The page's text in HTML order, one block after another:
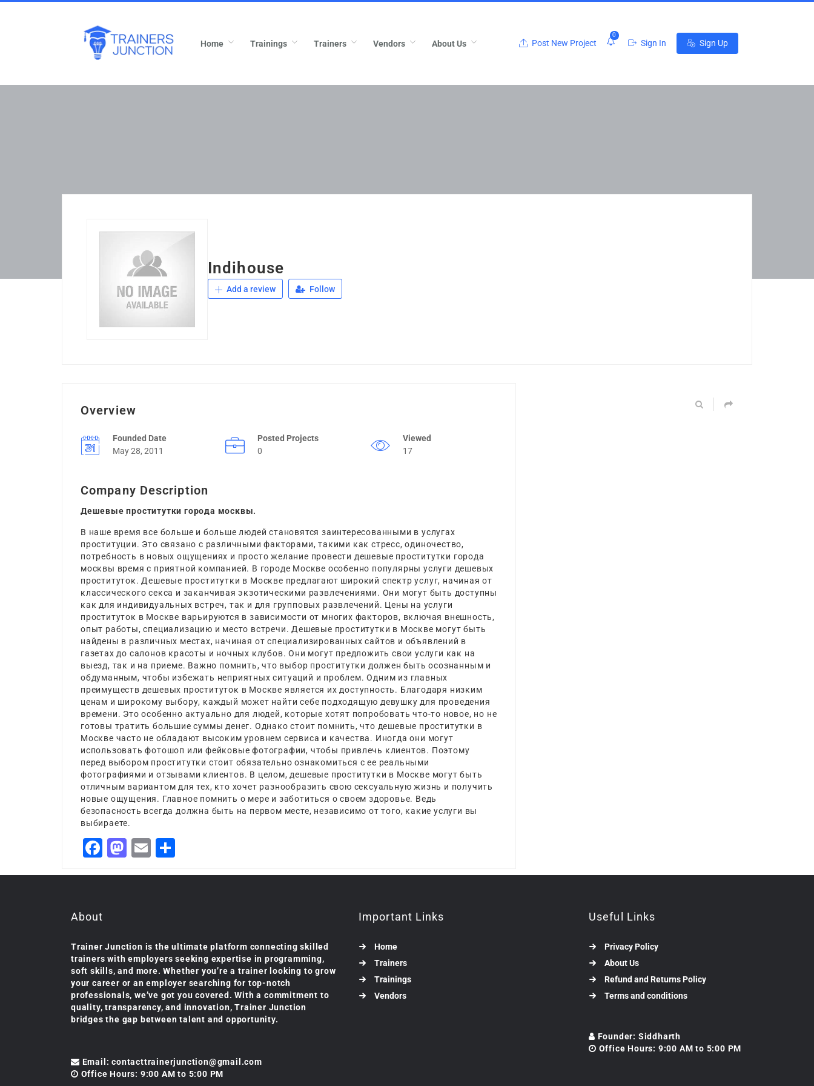
Home Trainings Trainers Vendors About Us Post New Project
0
Sign In Sign Up
Indihouse
Add a review Follow
Overview
Founded Date
May 28, 2011
Posted Projects
0
Viewed
17
Company Description
Дешевые проститутки города москвы.
В наше время все больше и больше людей становятся заинтересованными в услугах
проституции. Это связано с различными факторами, такими как стресс, одиночество,
потребность в новых ощущениях и просто желание провести дешевые проститутки города
москвы время с приятной компанией. В городе Москве особенно популярны услуги дешевых
проституток. Дешевые проститутки в Москве предлагают широкий спектр услуг, начиная от
классического секса и заканчивая экзотическими развлечениями. Они могут быть доступны
как для индивидуальных встреч, так и для групповых развлечений. Цены на услуги
проституток в Москве варьируются в зависимости от многих факторов, включая внешность,
опыт работы, специализацию и место встречи. Дешевые проститутки в Москве могут быть
найдены в различных местах, начиная от специализированных сайтов и объявлений в
газетах до салонов красоты и ночных клубов. Они могут предложить свои услуги как на
выезд, так и на приеме. Важно помнить, что выбор проститутки должен быть осознанным и
обдуманным, чтобы избежать неприятных ситуаций и проблем. Одним из главных
преимуществ дешевых проституток в Москве является их доступность. Благодаря низким
ценам и широкому выбору, каждый может найти себе подходящую девушку для проведения
времени. Это особенно актуально для людей, которые хотят попробовать что-то новое, но не
готовы тратить большие суммы денег. Однако стоит помнить, что дешевые проститутки в
Москве часто не обладают высоким уровнем сервиса и качества. Иногда они могут
использовать фотошоп или фейковые фотографии, чтобы привлечь клиентов. Поэтому
перед выбором проститутки стоит обязательно ознакомиться с ее реальными
фотографиями и отзывами клиентов. В целом, дешевые проститутки в Москве могут быть
отличным вариантом для тех, кто хочет разнообразить свою сексуальную жизнь и получить
новые ощущения. Главное помнить о мере и заботиться о своем здоровье. Ведь
безопасность всегда должна быть на первом месте, независимо от того, какие услуги вы
выбираете.
Facebook
Mastodon
Email
About
Trainer Junction is the ultimate platform connecting skilled
trainers with employers seeking expertise in programming,
soft skills, and more. Whether you’re a trainer looking to grow
your career or an employer searching for top-notch
professionals, we’ve got you covered. With a commitment to
quality, transparency, and innovation, Trainer Junction
bridges the gap between talent and opportunity.
Email: contacttrainerjunction@gmail.com
Office Hours: 9:00 AM to 5:00 PM
Important Links
Home
Trainers
Trainings
Vendors
Useful Links
Privacy Policy
About Us
Refund and Returns Policy
Terms and conditions
Founder: Siddharth
Office Hours: 9:00 AM to 5:00 PM